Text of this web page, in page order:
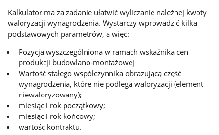
Kalkulator ma za zadanie ułatwić wyliczanie należnej kwoty
waloryzacji wynagrodzenia. Wystarczy wprowadzić kilka
podstawowych parametrów, a więc:
Pozycja wyszczególniona w ramach wskaźnika cen
produkcji budowlano-montażowej
Wartość stałego współczynnika obrazującą część
wynagrodzenia, które nie podlega waloryzacji (element
niewaloryzowany);
miesiąc i rok początkowy;
miesiąc i rok końcowy;
wartość kontraktu.